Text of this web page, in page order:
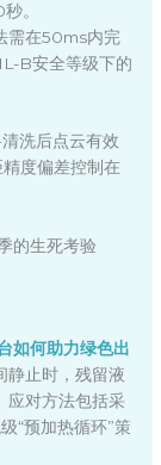
。
需在50ms内完
B安全等级下的
洗后点云有效
度偏差控制在
的生死考验
如何助力绿色出
静止时，残留液
应对方法包括采
“预加热循环”策